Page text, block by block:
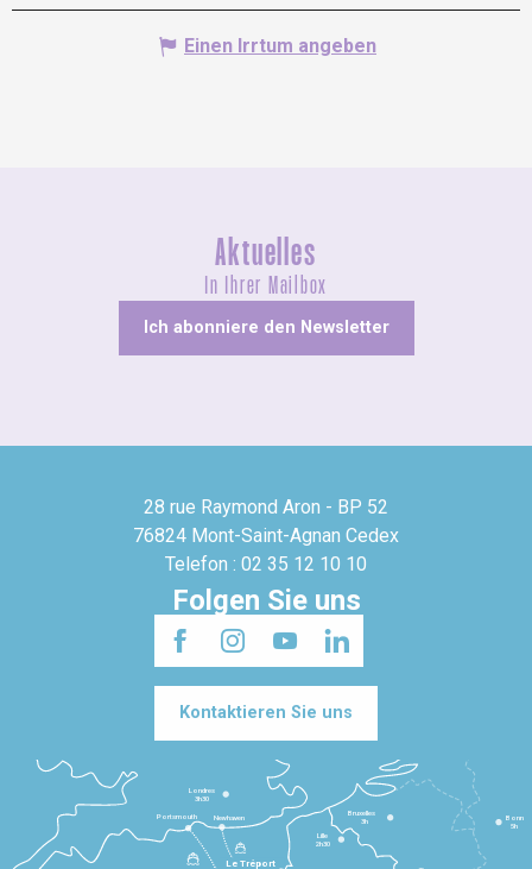
Einen Irrtum angeben
Aktuelles
In Ihrer Mailbox
Ich abonniere den Newsletter
28 rue Raymond Aron - BP 52
76824 Mont-Saint-Agnan Cedex
Telefon : 02 35 12 10 10
Folgen Sie uns
Kontaktieren Sie uns
Le Tréport
Lille
2h30
Bruxelles
3h
Londres
3h30
Newhaven
Portsmouth
Bonn
5h